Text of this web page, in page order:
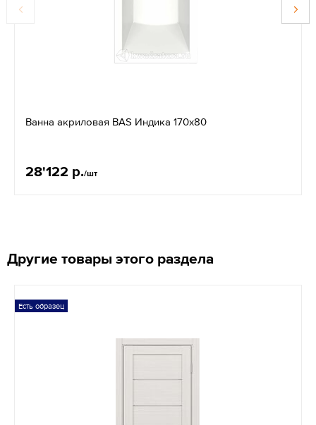
Ванна акриловая BAS Индика 170х80
28'122 р./шт
Другие товары этого раздела
Есть образец